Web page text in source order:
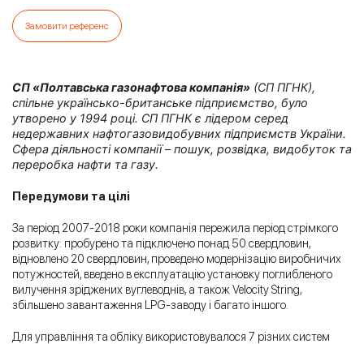
Замовити референс
СП «Полтавська газонафтова компанія» (СП ПГНК),
спільне українсько-британське підприємство, було
утворено у 1994 році. СП ПГНК є лідером серед
недержавних нафтогазовидобувних підприємств України.
Сфера діяльності компанії – пошук, розвідка, видобуток та
переробка нафти та газу.
Передумови та цілі
За період 2007-2018 роки компанія пережила період стрімкого
розвитку: пробурено та підключено понад 50 свердловин,
відновлено 20 свердловин, проведено модернізацію виробничих
потужностей, введено в експлуатацію установку поглибленого
вилучення зріджених вуглеводнів, а також Velocity String,
збільшено завантаження LPG-заводу і багато іншого.
Для управління та обліку використовувалося 7 різних систем